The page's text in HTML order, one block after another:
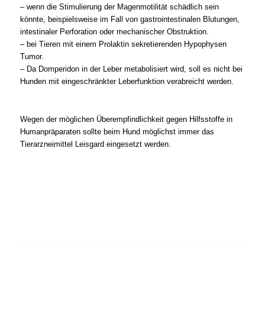
– wenn die Stimulierung der Magenmotilität schädlich sein
könnte, beispielsweise im Fall von gastrointestinalen Blutungen,
intestinaler Perforation oder mechanischer Obstruktion.
– bei Tieren mit einem Prolaktin sekretierenden Hypophysen
Tumor.
– Da Domperidon in der Leber metabolisiert wird, soll es nicht bei
Hunden mit eingeschränkter Leberfunktion verabreicht werden.
Wegen der möglichen Überempfindlichkeit gegen Hilfsstoffe in
Humanpräparaten sollte beim Hund möglichst immer das
Tierarzneimittel Leisgard eingesetzt werden.